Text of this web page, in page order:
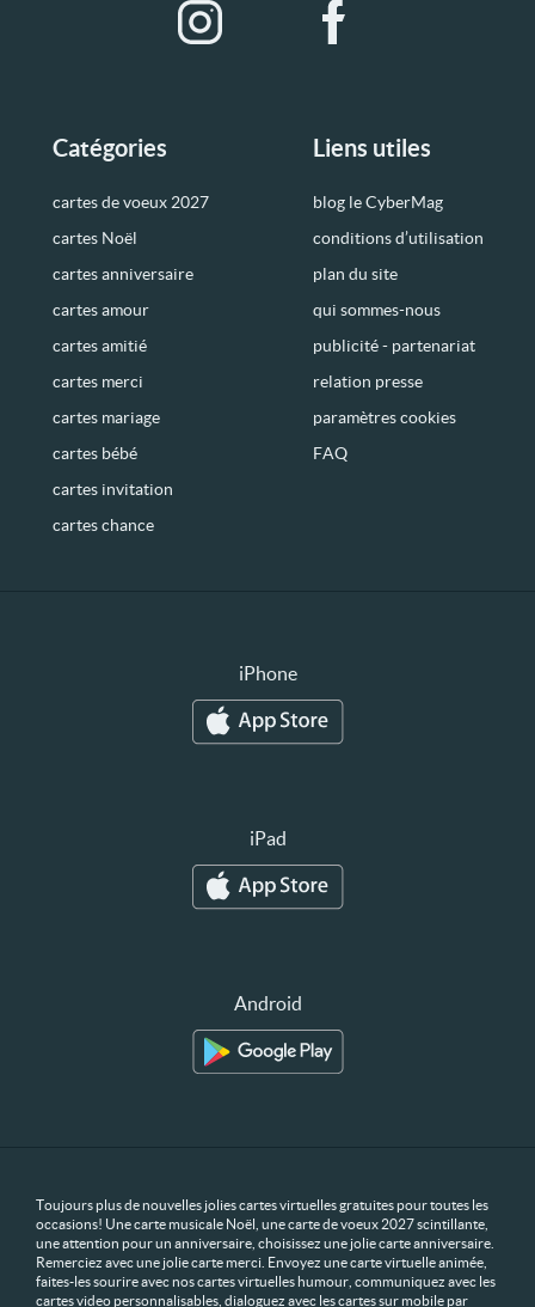
Catégories
cartes de voeux 2027
cartes Noël
cartes anniversaire
cartes amour
cartes amitié
cartes merci
cartes mariage
cartes bébé
cartes invitation
cartes chance
Liens utiles
blog le CyberMag
conditions d’utilisation
plan du site
qui sommes-nous
publicité - partenariat
relation presse
paramètres cookies
FAQ
iPhone
iPad
Android
Toujours plus de nouvelles jolies cartes virtuelles gratuites pour toutes les
occasions! Une carte musicale Noël, une carte de voeux 2027 scintillante,
une attention pour un anniversaire, choisissez une jolie carte anniversaire.
Remerciez avec une jolie carte merci. Envoyez une carte virtuelle animée,
faites-les sourire avec nos cartes virtuelles humour, communiquez avec les
cartes video personnalisables, dialoguez avec les cartes sur mobile par